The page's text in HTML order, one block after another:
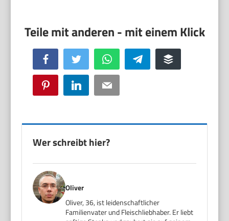
Facebook Twitter WhatsApp Telegram Buffer
Pinterest LinkedIn Email
Wer schreibt hier?
Oliver
Oliver, 36, ist leidenschaftlicher
Familienvater und Fleischliebhaber. Er liebt